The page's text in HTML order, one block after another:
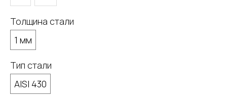
Толщина стали
1 мм
Тип стали
AISI 430